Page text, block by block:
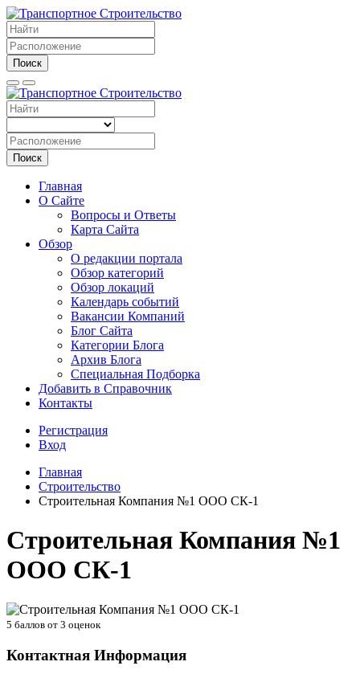
Поиск
Поиск
Главная
О Сайте
Вопросы и Ответы
Карта Сайта
Обзор
О редакции портала
Обзор категорий
Обзор локаций
Календарь событий
Вакансии Компаний
Блог Сайта
Категории Блога
Архив Блога
Специальная Подборка
Добавить в Справочник
Контакты
Регистрация
Вход
Главная
Строительство
Строительная Компания №1 ООО СК-1
Строительная Компания №1
ООО СК-1
5 баллов от 3 оценок
Контактная Информация